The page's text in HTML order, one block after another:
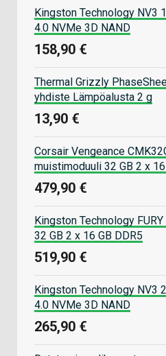
Kingston Technology NV3
4.0 NVMe 3D NAND
158,90 €
Thermal Grizzly
yhdiste Lämpöalusta 2 g
13,90 €
Corsair Vengeance
muistimoduuli 32 GB 2 x
479,90 €
Kingston Technology
32 GB 2 x 16 GB DDR5
519,90 €
Kingston Technology NV3
4.0 NVMe 3D NAND
265,90 €